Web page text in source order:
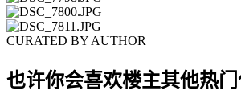
CURATED BY AUTHOR
也许你会喜欢楼主其他热